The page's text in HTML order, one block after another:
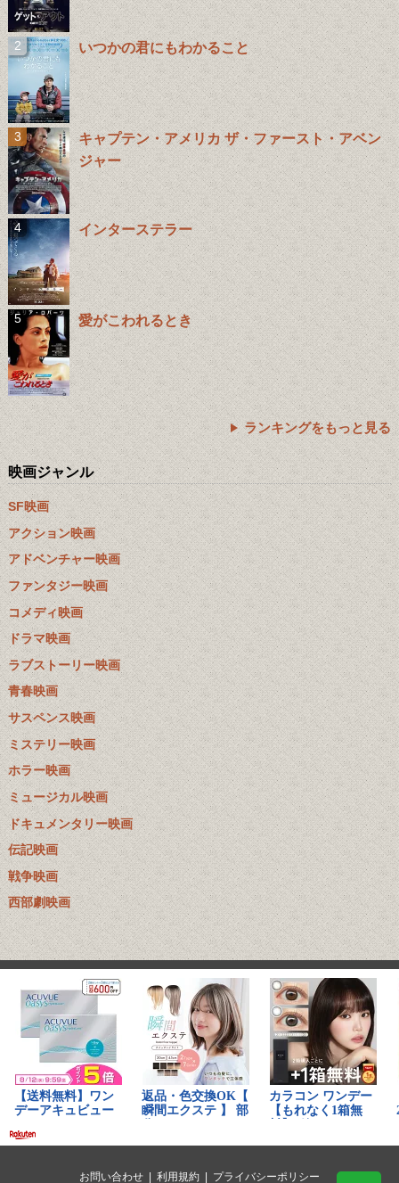
いつかの君にもわかること
キャプテン・アメリカ ザ・ファースト・アベン
ジャー
インターステラー
愛がこわれるとき
ランキングをもっと見る
映画ジャンル
SF映画
アクション映画
アドベンチャー映画
ファンタジー映画
コメディ映画
ドラマ映画
ラブストーリー映画
青春映画
サスペンス映画
ミステリー映画
ホラー映画
ミュージカル映画
ドキュメンタリー映画
伝記映画
戦争映画
西部劇映画
お問い合わせ 利用規約
プライバシーポリシー